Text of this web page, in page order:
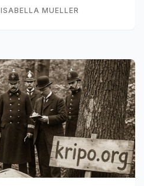
ISABELLA MUELLER